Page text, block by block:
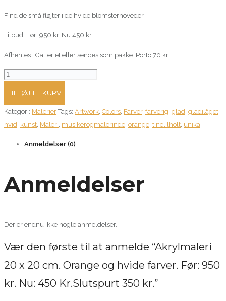
Find de små fløjter i de hvide blomsterhoveder.
Tilbud. Før: 950 kr. Nu 450 kr.
Afhentes i Galleriet eller sendes som pakke. Porto 70 kr.
Akrylmaleri
20
cm.
farver.
Før:
450
350
kr.
TILFØJ TIL KURV
Kategori: Malerier Tags: Artwork, Colors, Farver, farverig, glad, gladilåget,
hvid, kunst, Maleri, musikerogmalerinde, orange, tinelilholt, unika
Anmeldelser (0)
Anmeldelser
Der er endnu ikke nogle anmeldelser.
Vær den første til at anmelde “Akrylmaleri
20 x 20 cm. Orange og hvide farver. Før: 950
kr. Nu: 450 Kr.Slutspurt 350 kr.”